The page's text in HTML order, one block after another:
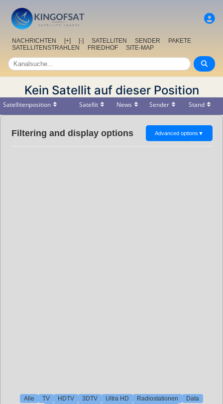
NACHRICHTEN [+] [-] SATELLITEN SENDER
PAKETE
SATELLITENSTRAHLEN
FRIEDHOF SITE-MAP
Kein Satellit auf dieser Position
Satellitenposition Satellit News Sender Stand
Filtering and display options Advanced options ▼
Alle TV HDTV 3DTV Ultra HD Radiostationen
Data